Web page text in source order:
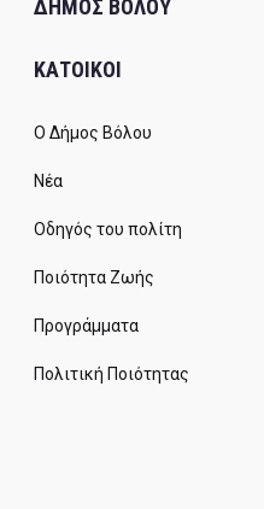
ΔΗΜΟΣ ΒΟΛΟΥ
ΚΑΤΟΙΚΟΙ
Ο Δήμος Βόλου
Νέα
Οδηγός του πολίτη
Ποιότητα Ζωής
Προγράμματα
Πολιτική Ποιότητας